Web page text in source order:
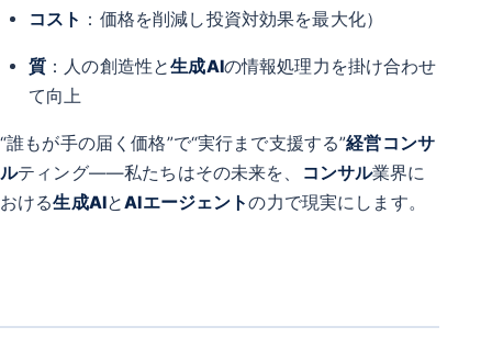
コスト ：価格を削減し投資対効果を最大化）
質 ：人の創造性と生成AIの情報処理力を掛け合わせ
て向上
“誰もが手の届く価格”で“実行まで支援する”経営コンサ
ルティング――私たちはその未来を、 コンサル業界に
おける生成AIとAIエージェントの力で現実にします。